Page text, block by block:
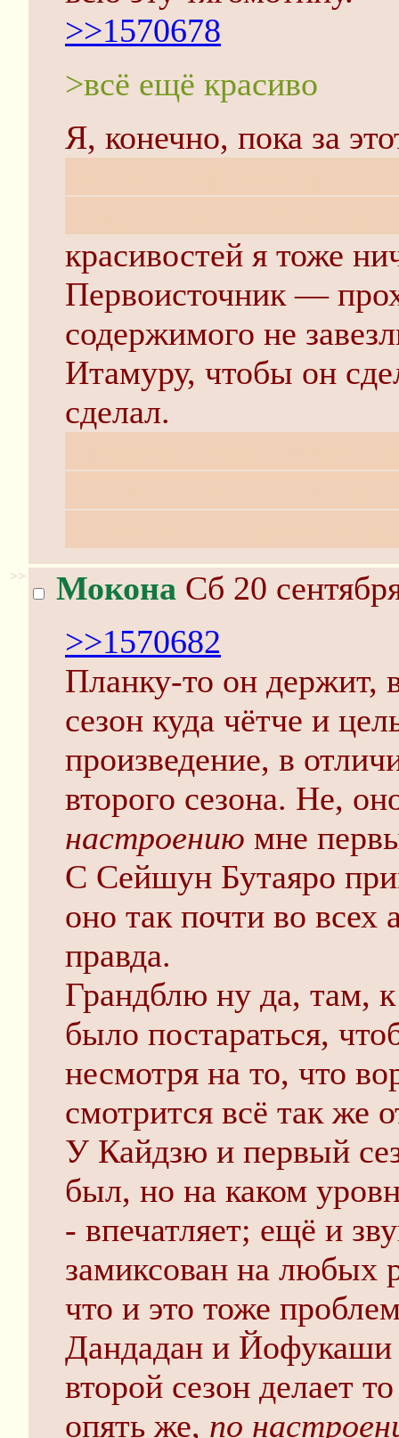
>>1570678
>всё ещё красиво
Я, конечно, пока за
красивостей я тоже
Первоисточник —
содержимого не
Итамуру, чтобы он
сделал.
>> Мокона Сб 20
>>1570682
Планку-то он держит,
сезон куда чётче и
произведение, в
второго сезона. Не,
настроению мне
С Сейшун Бутаяро
оно так почти во всех
правда.
Грандблю ну да, там,
было постараться,
несмотря на то, что
смотрится всё так же
У Кайдзю и первый
был, но на каком
- впечатляет; ещё и
замиксован на любых
что и это тоже
Дандадан и Йофукаши
второй сезон делает
опять же, по